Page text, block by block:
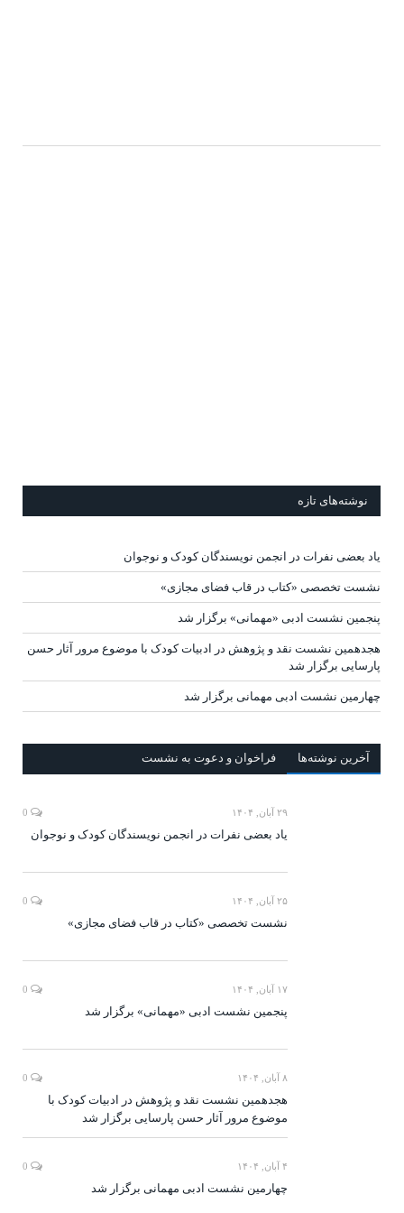
نوشته‌های تازه
یاد بعضی نفرات در انجمن نویسندگان کودک و نوجوان
نشست تخصصی «کتاب در قاب فضای مجازی»
پنجمین نشست ادبی «مهمانی» برگزار شد
هجدهمین نشست نقد و پژوهش در ادبیات کودک با موضوع مرور آثار حسن
پارسایی برگزار شد
چهارمین نشست ادبی مهمانی برگزار شد
آخرين‌ نوشته‌ها فراخوان و دعوت به نشست
۲۹ آبان, ۱۴۰۴
یاد بعضی نفرات در انجمن نویسندگان کودک و نوجوان
۲۵ آبان, ۱۴۰۴
نشست تخصصی «کتاب در قاب فضای مجازی»
۱۷ آبان, ۱۴۰۴
پنجمین نشست ادبی «مهمانی» برگزار شد
۸ آبان, ۱۴۰۴
هجدهمین نشست نقد و پژوهش در ادبیات کودک با
موضوع مرور آثار حسن پارسایی برگزار شد
۴ آبان, ۱۴۰۴
چهارمین نشست ادبی مهمانی برگزار شد